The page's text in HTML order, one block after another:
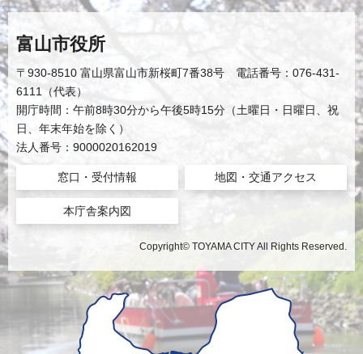
富山市役所
〒930-8510 富山県富山市新桜町7番38号 電話番号：076-431-
6111（代表）
開庁時間：午前8時30分から午後5時15分（土曜日・日曜日、祝
日、年末年始を除く）
法人番号：9000020162019
窓口・受付情報 地図・交通アクセス
本庁舎案内図
Copyright© TOYAMA CITY All Rights Reserved.